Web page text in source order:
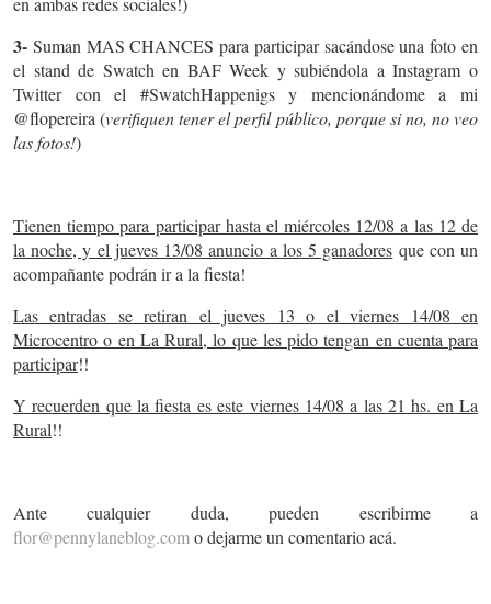
3- Suman MAS CHANCES para participar sacándose una foto en
el stand de Swatch en BAF Week y subiéndola a Instagram o
Twitter con el #SwatchHappenigs y mencionándome a mi
@flopereira (verifiquen tener el perfil público, porque si no, no veo
las fotos!)
Tienen tiempo para participar hasta el miércoles 12/08 a las 12 de
la noche, y el jueves 13/08 anuncio a los 5 ganadores que con un
acompañante podrán ir a la fiesta!
Las entradas se retiran el jueves 13 o el viernes 14/08 en
Microcentro o en La Rural, lo que les pido tengan en cuenta para
participar!!
Y recuerden que la fiesta es este viernes 14/08 a las 21 hs. en La
Rural!!
Ante cualquier duda, pueden escribirme a
flor@pennylaneblog.como dejarme un comentario acá.